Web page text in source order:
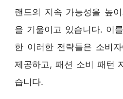
랜드의 지속 가능성을 높
을 기울이고 있습니다. 이
한 이러한 전략들은 소비
제공하고, 패션 소비 패턴
습니다.